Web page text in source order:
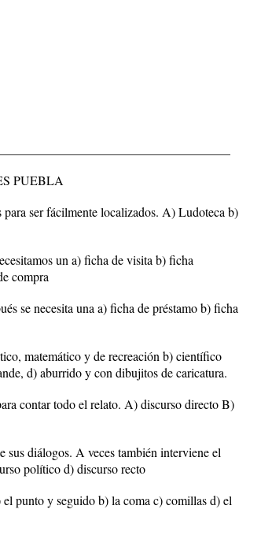
PUEBLA
ser fácilmente localizados. A) Ludoteca b)
un a) ficha de visita b) ficha
compra
se necesita una a) ficha de préstamo b) ficha
matemático y de recreación b) científico
d) aburrido y con dibujitos de caricatura.
contar todo el relato. A) discurso directo B)
sus diálogos. A veces también interviene el
político d) discurso recto
punto y seguido b) la coma c) comillas d) el